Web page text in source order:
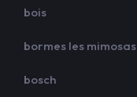
bois
bormes les mimosas
bosch